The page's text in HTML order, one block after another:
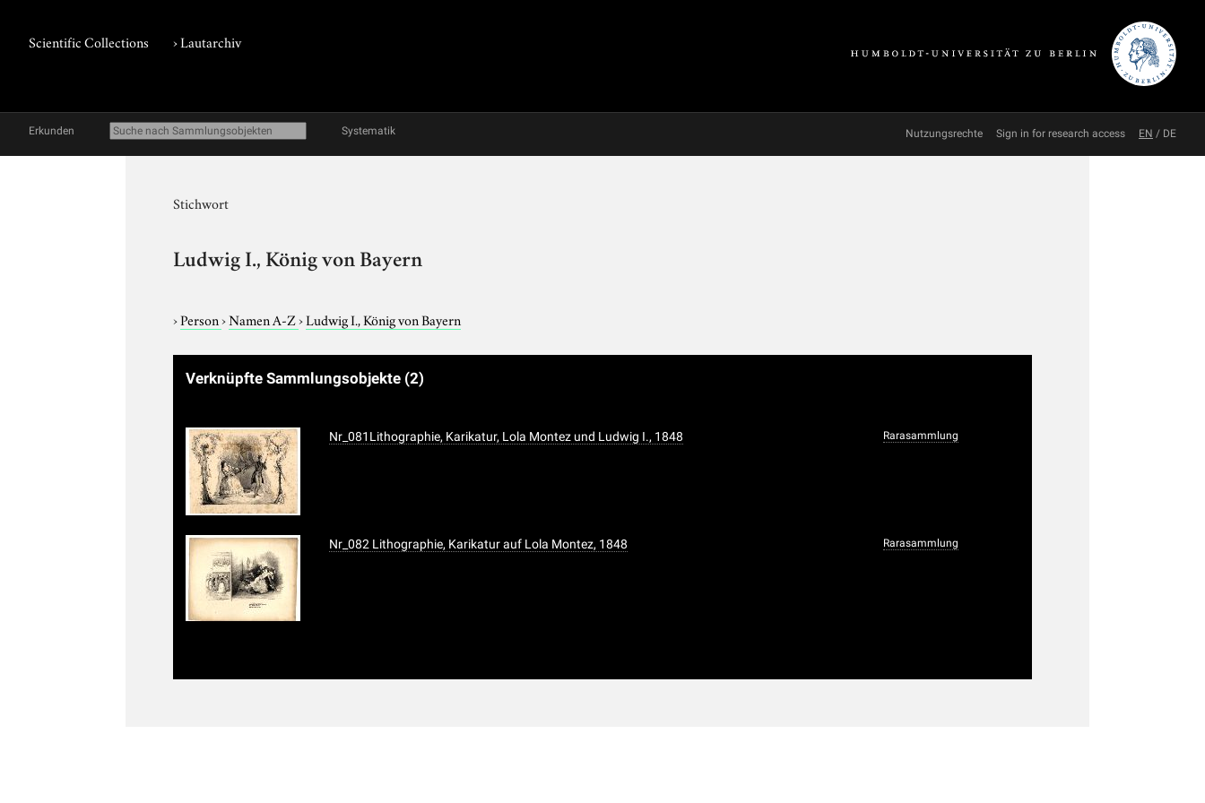
Scientific Collections ›Lautarchiv
Erkunden Systematik Nutzungsrechte Sign in for research access EN / DE
Stichwort
Ludwig I., König von Bayern
›Person›Namen A-Z›Ludwig I., König von Bayern
Verknüpfte Sammlungsobjekte (2)
Nr_081Lithographie, Karikatur, Lola Montez und Ludwig I., 1848 Rarasammlung
Nr_082 Lithographie, Karikatur auf Lola Montez, 1848 Rarasammlung